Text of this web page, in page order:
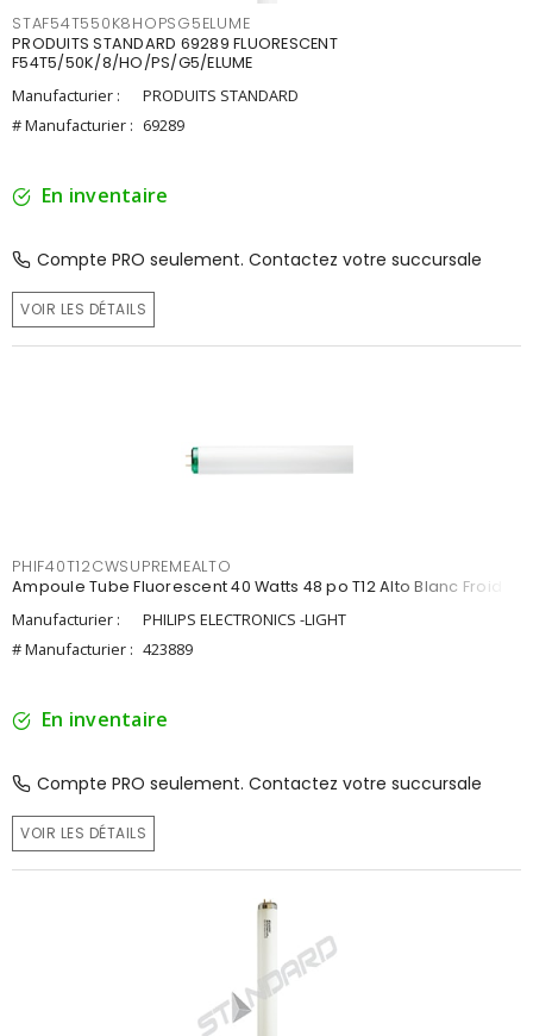
STAF54T550K8HOPSG5ELUME
PRODUITS STANDARD 69289 FLUORESCENT
F54T5/50K/8/HO/PS/G5/ELUME
Manufacturier :
PRODUITS STANDARD
# Manufacturier : 69289
En inventaire
Compte PRO seulement. Contactez votre succursale
VOIR LES DÉTAILS
PHIF40T12CWSUPREMEALTO
Ampoule Tube Fluorescent 40 Watts 48 po T12 Alto Blanc Froid
Manufacturier :
PHILIPS ELECTRONICS -LIGHT
# Manufacturier : 423889
En inventaire
Compte PRO seulement. Contactez votre succursale
VOIR LES DÉTAILS